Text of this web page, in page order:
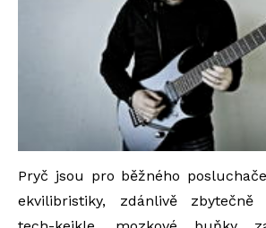
Pryč jsou pro běžného
ekvilibristiky, zdánlivě zbytečně